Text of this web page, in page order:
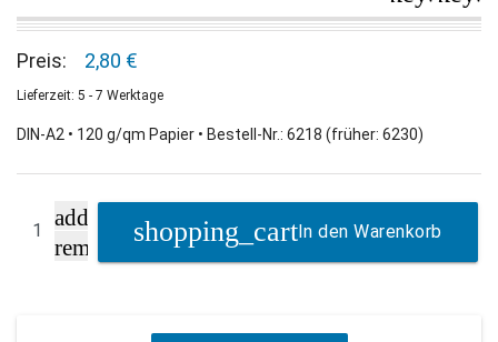
Preis: 2,80 €
Lieferzeit: 5 - 7 Werktage
DIN-A2 • 120 g/qm Papier • Bestell-Nr.: 6218 (früher: 6230)
add
remove
In den Warenkorb